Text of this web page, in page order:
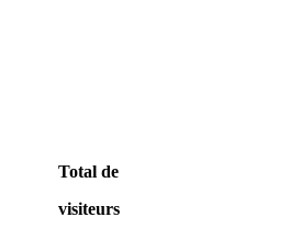
Total de
visiteurs